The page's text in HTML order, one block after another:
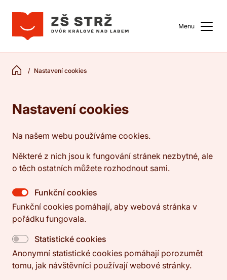
Menu
Nastavení cookies
Nastavení cookies
Na našem webu používáme cookies.
Některé z nich jsou k fungování stránek nezbytné, ale
o těch ostatních můžete rozhodnout sami.
Funkční cookies
Funkční cookies pomáhají, aby webová stránka v
pořádku fungovala.
Statistické cookies
Anonymní statistické cookies pomáhají porozumět
tomu, jak návštěvníci používají webové stránky.